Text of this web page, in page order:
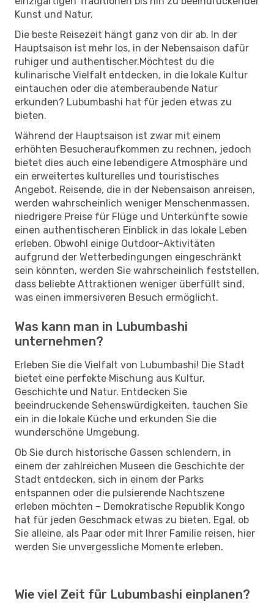
Kunst und Natur.
Die beste Reisezeit hängt ganz von dir ab. In der
Hauptsaison ist mehr los, in der Nebensaison dafür
ruhiger und authentischer.Möchtest du die
kulinarische Vielfalt entdecken, in die lokale Kultur
eintauchen oder die atemberaubende Natur
erkunden? Lubumbashi hat für jeden etwas zu
bieten.
Während der Hauptsaison ist zwar mit einem
erhöhten Besucheraufkommen zu rechnen, jedoch
bietet dies auch eine lebendigere Atmosphäre und
ein erweitertes kulturelles und touristisches
Angebot. Reisende, die in der Nebensaison anreisen,
werden wahrscheinlich weniger Menschenmassen,
niedrigere Preise für Flüge und Unterkünfte sowie
einen authentischeren Einblick in das lokale Leben
erleben. Obwohl einige Outdoor-Aktivitäten
aufgrund der Wetterbedingungen eingeschränkt
sein könnten, werden Sie wahrscheinlich feststellen,
dass beliebte Attraktionen weniger überfüllt sind,
was einen immersiveren Besuch ermöglicht.
Was kann man in Lubumbashi
unternehmen?
Erleben Sie die Vielfalt von Lubumbashi! Die Stadt
bietet eine perfekte Mischung aus Kultur,
Geschichte und Natur. Entdecken Sie
beeindruckende Sehenswürdigkeiten, tauchen Sie
ein in die lokale Küche und erkunden Sie die
wunderschöne Umgebung.
Ob Sie durch historische Gassen schlendern, in
einem der zahlreichen Museen die Geschichte der
Stadt entdecken, sich in einem der Parks
entspannen oder die pulsierende Nachtszene
erleben möchten – Demokratische Republik Kongo
hat für jeden Geschmack etwas zu bieten. Egal, ob
Sie alleine, als Paar oder mit Ihrer Familie reisen, hier
werden Sie unvergessliche Momente erleben.
Wie viel Zeit für Lubumbashi einplanen?